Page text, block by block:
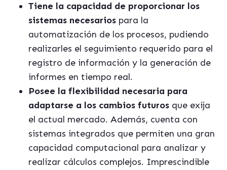
Tiene la capacidad de proporcionar los
sistemas necesarios para la
automatización de los procesos, pudiendo
realizarles el seguimiento requerido para el
registro de información y la generación de
informes en tiempo real.
Posee la flexibilidad necesaria para
adaptarse a los cambios futuros que exija
el actual mercado. Además, cuenta con
sistemas integrados que permiten una gran
capacidad computacional para analizar y
realizar cálculos complejos. Imprescindible